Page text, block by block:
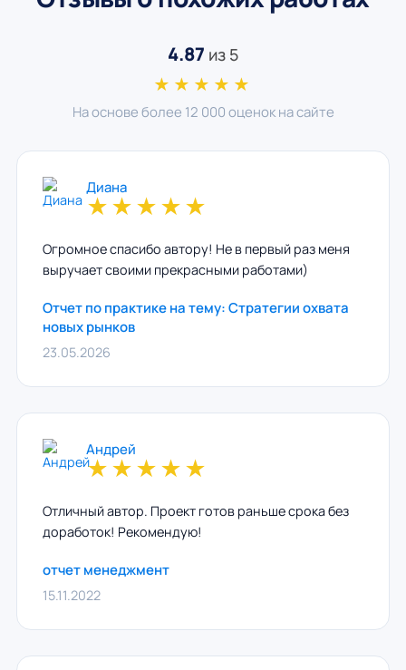
4.87 из 5
★★★★★
На основе более 12 000 оценок на сайте
Диана
★★★★★
Огромное спасибо автору! Не в первый раз меня
выручает своими прекрасными работами)
Отчет по практике на тему: Стратегии охвата
новых рынков
23.05.2026
Андрей
★★★★★
Отличный автор. Проект готов раньше срока без
доработок! Рекомендую!
отчет менеджмент
15.11.2022